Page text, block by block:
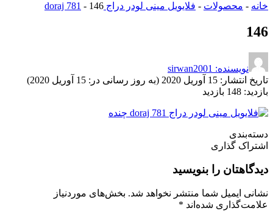
خانه - محصولات - فلایویل مینی لودر دراج doraj 781 - 146
146
نویسنده: sirwan2001
تاریخ انتشار: 15 آوریل 2020 (به روز رسانی در: 15 آوریل 2020)
بازدید: 148 بازدید
دسته‌بندی
اشتراک گذاری
دیدگاهتان را بنویسید
نشانی ایمیل شما منتشر نخواهد شد. بخش‌های موردنیاز
علامت‌گذاری شده‌اند *